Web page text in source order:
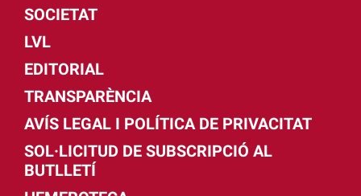
SOCIETAT
LVL
EDITORIAL
TRANSPARÈNCIA
AVÍS LEGAL I POLÍTICA DE PRIVACITAT
SOL·LICITUD DE SUBSCRIPCIÓ AL
BUTLLETÍ